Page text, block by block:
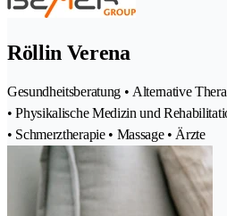
Röllin Verena
Gesundheitsberatung • Alternative
• Physikalische Medizin und
• Schmerztherapie • Massage • Ärzte